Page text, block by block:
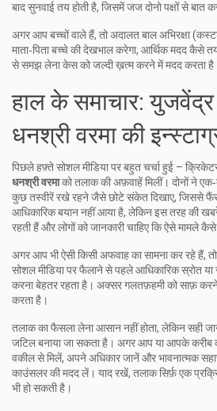
बाद सुनवाई तय होती है, जिसमें जज दोनो पक्षों से बात
अगर आप बच्चों वाले हैं, तो अदालत बाल अभिरक्षा
माता‑पिता बच्चे की देखभाल करेगा, आर्थिक मदद कैसे
से समझ लेना केस को जल्दी ख़त्म करने में मदद करता
हाल के समाचार:
धनश्री वरमा की
पिछले हफ़्ते सोशल मीडिया पर बहुत चर्चा हुई –
धनश्री वरमाको तलाक की अफ़वाहें मिलीं। दोनों ने
कुछ तस्वीरें रखे रहने जैसे छोटे संकेत दिखाए, जिससे
आधिकारिक बयान नहीं आया है, लेकिन इस तरह की
रहती हैं और लोगों को जानकारी चाहिए कि ऐसे मामले
अगर आप भी ऐसी किसी अफवाह का सामना कर रहे हैं,
सोशल मीडिया पर फैलाने से पहले आधिकारिक स्रोत या
करना बेहतर रहता है। अक्सर गलतफ़हमी को साफ़
करता है।
तलाक का फैसला लेना आसान नहीं होता, लेकिन सही
जटिल बनाया जा सकता है। अगर आप या आपके करीब
वकील से मिलें, अपने अधिकार जानें और भावनात्मक
काउंसलर की मदद लें। याद रखें, तलाक सिर्फ़ एक
भी हो सकती है।